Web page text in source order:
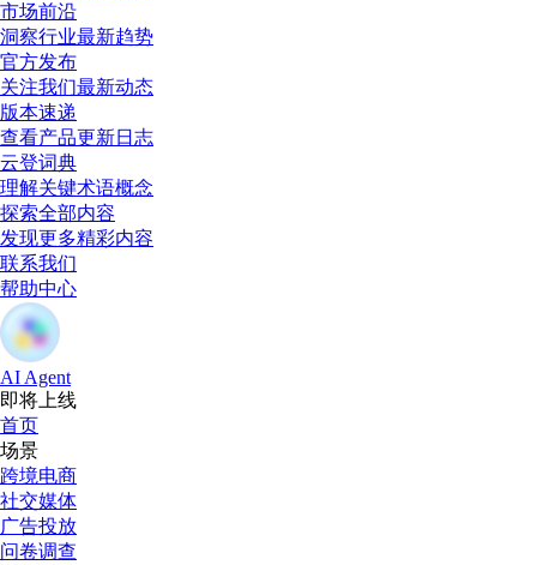
市场前沿
洞察行业最新趋势
官方发布
关注我们最新动态
版本速递
查看产品更新日志
云登词典
理解关键术语概念
探索全部内容
发现更多精彩内容
联系我们
帮助中心
AI Agent
即将上线
首页
场景
跨境电商
社交媒体
广告投放
问卷调查